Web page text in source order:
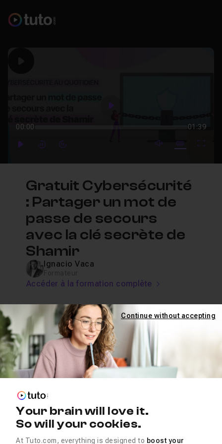
Play
00:00 01:39
PlayForwardForward mute video
Subtitles
Gratuit Cybersécurité
: Partager un mot de
passe de secours
avec la clé secrète de
Shamir
Ignacio Vaca
Accéder à la formation complète